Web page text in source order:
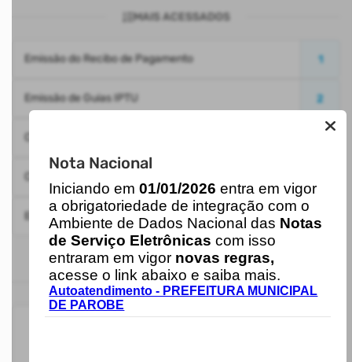
Nota Nacional
Iniciando em01/01/2026 entra em vigor
a obrigatoriedade de integração com o
Ambiente de Dados Nacional das Notas
de Serviço Eletrônicas com isso
entraram em vigor novas regras,
acesse o link abaixo e saiba mais.
Autoatendimento - PREFEITURA MUNICIPAL
DE PAROBE
MAIS ACESSADOS
Emissão do Recibo de Pagamento 1
Emissão de Guias IPTU 2
Emissão da Certidão Negativa de Débitos - CND
ESTATÍSTICAS